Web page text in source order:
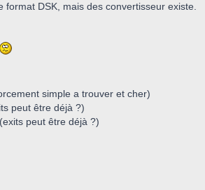
DSK, mais des convertisseur existe.
simple a trouver et cher)
peut être déjà ?)
peut être déjà ?)